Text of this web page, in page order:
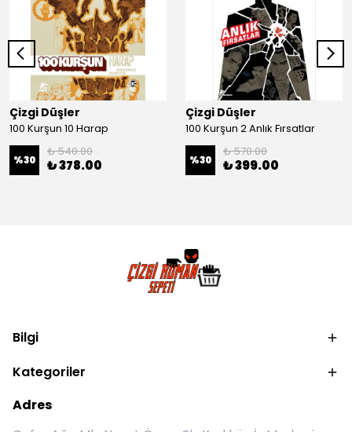
Çizgi Düşler
100 Kurşun 10 Harap
%30
₺ 540.00
₺ 378.00
Çizgi Düşler
100 Kurşun 2 Anlık Fırsatlar
%30
₺ 570.00
₺ 399.00
Bilgi
Kategoriler
Adres